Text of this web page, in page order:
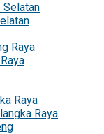
Selatan
Raya
Raya
Raya